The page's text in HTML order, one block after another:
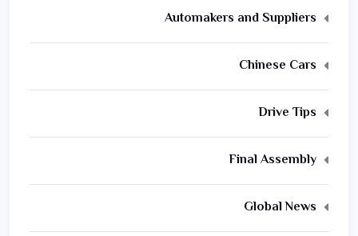
Automakers and Suppliers
Chinese Cars
Drive Tips
Final Assembly
Global News